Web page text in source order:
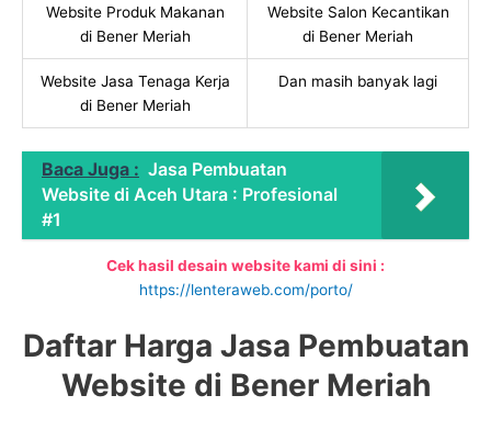
Website Produk Makanan
di Bener Meriah
Website Salon Kecantikan
di Bener Meriah
Website Jasa Tenaga Kerja
di Bener Meriah
Dan masih banyak lagi
Baca Juga : Jasa Pembuatan
Website di Aceh Utara : Profesional
#1
Cek hasil desain website kami di sini :
https://lenteraweb.com/porto/
Daftar Harga Jasa Pembuatan
Website di Bener Meriah